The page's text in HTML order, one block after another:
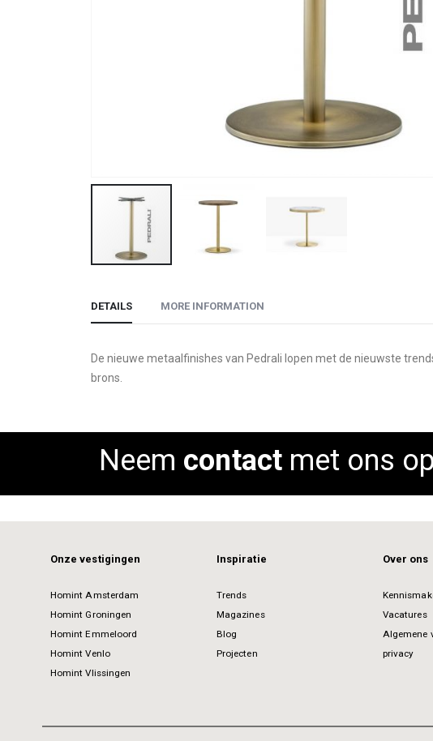
the
of
the
DETAILS
De nieuwe metaalfinishes van Pedrali lopen met de nieuwste
brons.
MORE INFORMATION
Neem contactmet ons
Onze vestigingen
Homint Amsterdam
Homint Groningen
Homint Emmeloord
Homint Venlo
Homint Vlissingen
Inspiratie
Trends
Magazines
Blog
Projecten
Over ons
Vacatures
Algemene
privacy